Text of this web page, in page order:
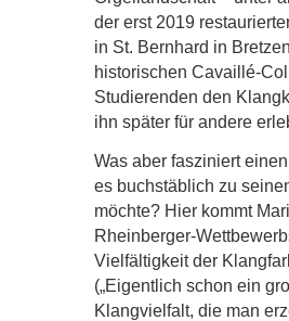
der erst 2019
in St. Bernhard in
historischen Cavaillé-
Studierenden den
ihn später für andere
Was aber fasziniert
es buchstäblich zu
möchte? Hier kommt
Rheinberger-
Vielfältigkeit der
(„Eigentlich schon ein
Klangvielfalt, die man